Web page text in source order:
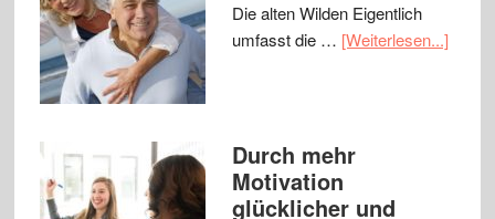
Die alten Wilden Eigentlich
umfasst die … [Weiterlesen...]
Durch mehr
Motivation
glücklicher und